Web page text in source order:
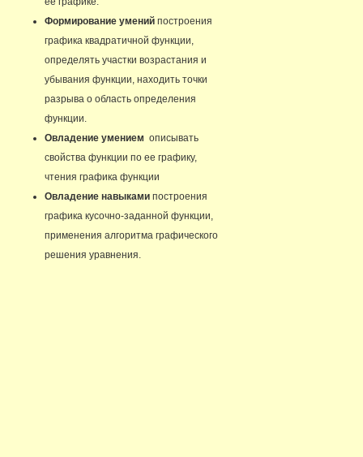
Формирование умений построения
графика квадратичной функции,
определять участки возрастания и
убывания функции, находить точки
разрыва о область определения
функции.
Овладение умением описывать
свойства функции по ее графику,
чтения графика функции
Овладение навыками построения
графика кусочно-заданной функции,
применения алгоритма графического
решения уравнения.